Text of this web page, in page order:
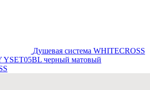
Душевая система WHITECROSS
YSET05BL черный матовый